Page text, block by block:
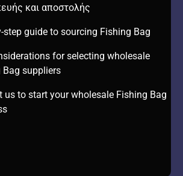
και αποστολής
step guide to sourcing Fishing Bag
for selecting wholesale
Bag suppliers
us to start your wholesale Fishing Bag